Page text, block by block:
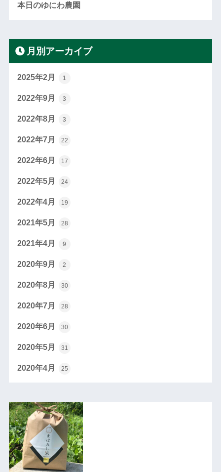
本日のゆにわ農園
月別アーカイブ
2025年2月 1
2022年9月 3
2022年8月 3
2022年7月 22
2022年6月 17
2022年5月 24
2022年4月 19
2021年5月 28
2021年4月 9
2020年9月 2
2020年8月 30
2020年7月 28
2020年6月 30
2020年5月 31
2020年4月 25